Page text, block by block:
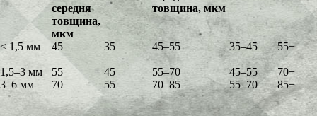
середня
товщина,
мкм
товщина, мкм
< 1,5 мм 45 35 45–55 35–45 55+
1,5–3 мм 55 45 55–70 45–55
70+
3–6 мм
70 55 70–85 55–70 85+